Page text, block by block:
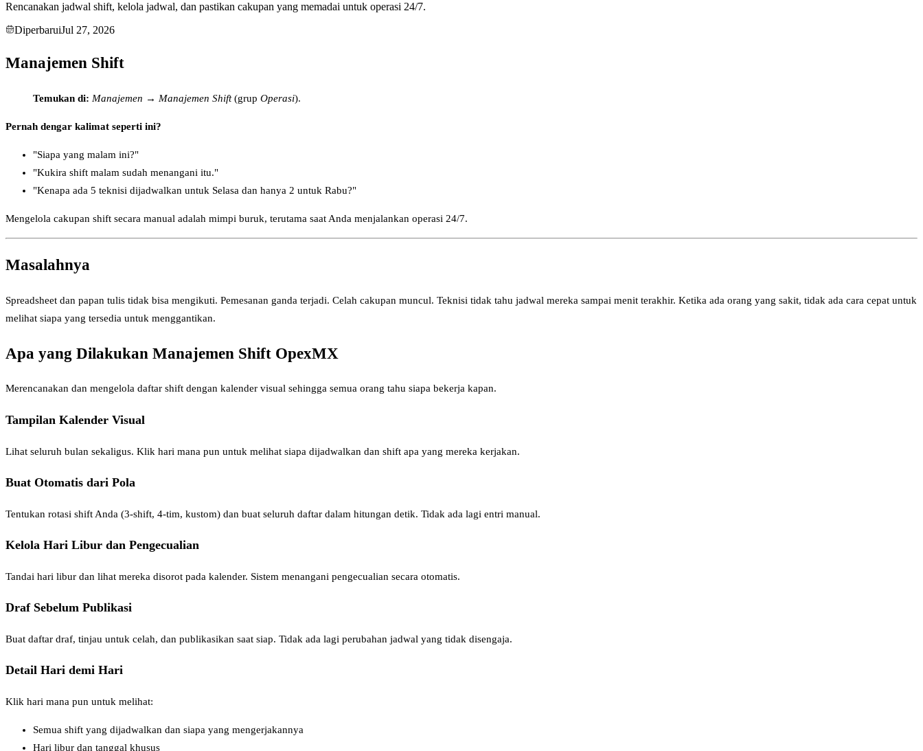
Rencanakan jadwal shift, kelola jadwal, dan pastikan cakupan yang memadai untuk operasi 24/7.
DiperbaruiJul 27, 2026
Manajemen Shift
Temukan di: Manajemen → Manajemen Shift(grup Operasi).
Pernah dengar kalimat seperti ini?
"Siapa yang malam ini?"
"Kukira shift malam sudah menangani itu."
"Kenapa ada 5 teknisi dijadwalkan untuk Selasa dan hanya 2 untuk Rabu?"
Mengelola cakupan shift secara manual adalah mimpi buruk, terutama saat Anda menjalankan operasi 24/7.
Masalahnya
Spreadsheet dan papan tulis tidak bisa mengikuti. Pemesanan ganda terjadi. Celah cakupan muncul. Teknisi tidak tahu jadwal mereka sampai menit terakhir. Ketika ada orang yang sakit, tidak ada cara cepat untuk
melihat siapa yang tersedia untuk menggantikan.
Apa yang Dilakukan Manajemen Shift OpexMX
Merencanakan dan mengelola daftar shift dengan kalender visual sehingga semua orang tahu siapa bekerja kapan.
Tampilan Kalender Visual
Lihat seluruh bulan sekaligus. Klik hari mana pun untuk melihat siapa dijadwalkan dan shift apa yang mereka kerjakan.
Buat Otomatis dari Pola
Tentukan rotasi shift Anda (3-shift, 4-tim, kustom) dan buat seluruh daftar dalam hitungan detik. Tidak ada lagi entri manual.
Kelola Hari Libur dan Pengecualian
Tandai hari libur dan lihat mereka disorot pada kalender. Sistem menangani pengecualian secara otomatis.
Draf Sebelum Publikasi
Buat daftar draf, tinjau untuk celah, dan publikasikan saat siap. Tidak ada lagi perubahan jadwal yang tidak disengaja.
Detail Hari demi Hari
Klik hari mana pun untuk melihat:
Semua shift yang dijadwalkan dan siapa yang mengerjakannya
Hari libur dan tanggal khusus